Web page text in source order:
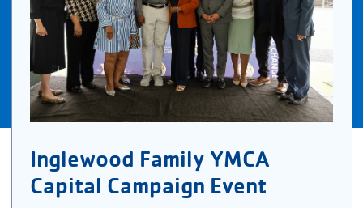
Inglewood Family YMCA
Capital Campaign Event